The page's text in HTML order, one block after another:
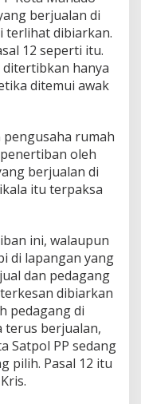
berjualan di
terlihat dibiarkan.
12 seperti itu.
ditertibkan hanya
ditemui awak
rumah
oleh
berjualan di
itu terpaksa
ini, walaupun
di lapangan yang
dan pedagang
dibiarkan
pedagang di
terus berjualan,
Satpol PP sedang
pilih. Pasal 12 itu